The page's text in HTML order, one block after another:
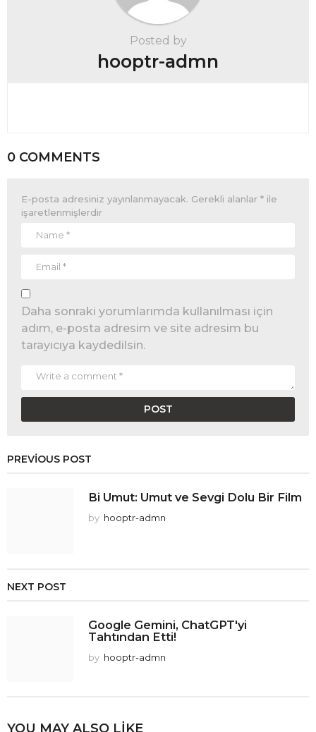
Posted by
hooptr-admn
0 COMMENTS
E-posta adresiniz yayınlanmayacak. Gerekli alanlar * ile
işaretlenmişlerdir
Daha sonraki yorumlarımda kullanılması için
adım, e-posta adresim ve site adresim bu
tarayıcıya kaydedilsin.
PREVIOUS POST
Bi Umut: Umut ve Sevgi Dolu Bir Film
by hooptr-admn
NEXT POST
Google Gemini, ChatGPT'yi
Tahtından Etti!
by hooptr-admn
YOU MAY ALSO LIKE